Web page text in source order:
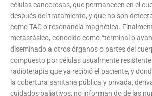
células cancerosas, que permanecen en el
después del tratamiento, y que no son
como TAC o resonancia magnética.
metastásico, conocido como “terminal o
diseminado a otros órganos o partes del
compuesto por células usualmente
radioterapia que ya recibió el paciente, y
la cobertura sanitaria pública y privada,
cuidados paliativos, no informan do de las